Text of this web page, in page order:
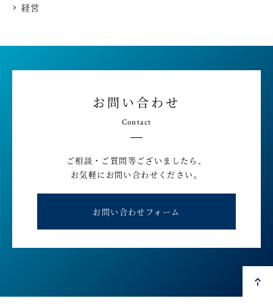
経営
お問い合わせ
Contact
ご相談・ご質問等ございましたら、
お気軽にお問い合わせください。
お問い合わせフォーム